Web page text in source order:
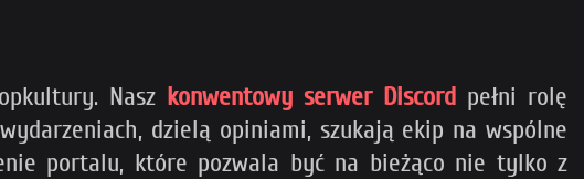
Nasz konwentowy serwer Discord pełni rolę
dzielą opiniami, szukają ekip na wspólne
portalu, które pozwala być na bieżąco nie tylko z